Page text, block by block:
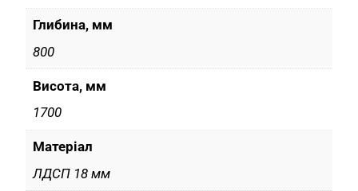
Глибина, мм
800
Висота, мм
1700
Матеріал
ЛДСП 18 мм